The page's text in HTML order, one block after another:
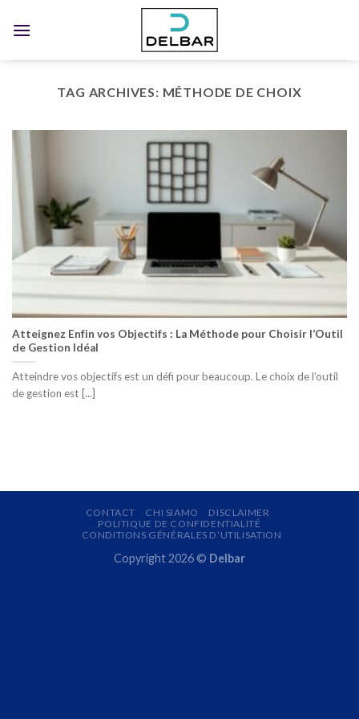
TAG ARCHIVES: MÉTHODE DE CHOIX
Atteignez Enfin vos Objectifs : La Méthode pour Choisir l’Outil
de Gestion Idéal
Atteindre vos objectifs est un défi pour beaucoup. Le choix de l’outil
de gestion est [...]
CONTACT CHI SIAMO
DISCLAIMER
POLITIQUE DE CONFIDENTIALITÉ
CONDITIONS GÉNÉRALES D’UTILISATION
Copyright 2026 © Delbar